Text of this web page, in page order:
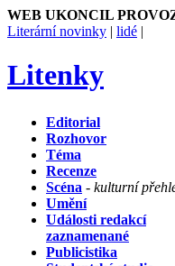
WEB UKONCIL
Literární novinky | lidé |
Litenky
Editorial
Rozhovor
Téma
Recenze
Scéna - kulturní
Umění
Události redakcí
zaznamenané
Publicistika